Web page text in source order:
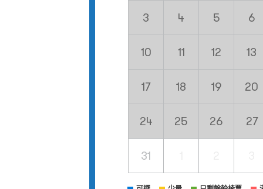
3 4 5 6
10 11 12 13
17 18 19 20
24 25 26 27
31